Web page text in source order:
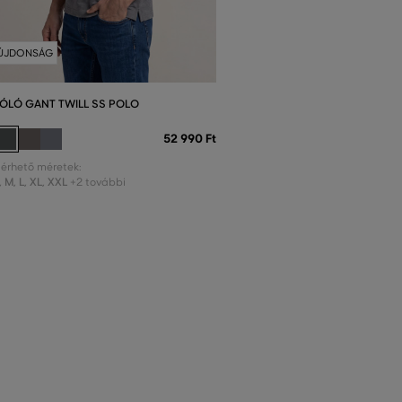
GANT TWILL SS POLO
52 990 Ft
méretek:
, M, L, XL, XXL +2 további